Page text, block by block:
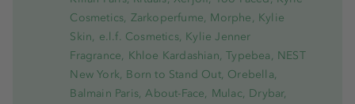
Cosmetics, Zarkoperfume, Morphe, Kylie
Skin, e.l.f. Cosmetics, Kylie Jenner
Fragrance, Khloe Kardashian, Typebea, NEST
New York, Born to Stand Out, Orebella,
Balmain Paris, About-Face, Mulac, Drybar,